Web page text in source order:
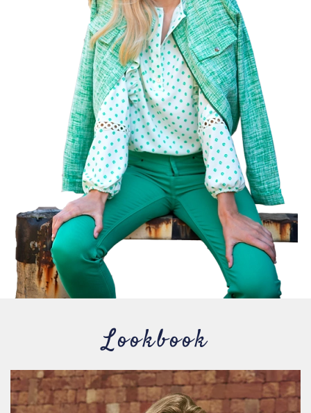
Lookbook